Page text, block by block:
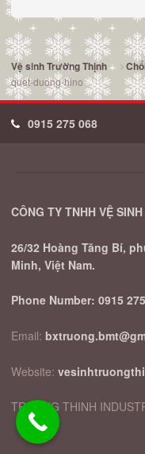
Vệ sinh Trường Thịnh
quet-duong-hino
0915 275 068
CÔNG TY TNHH VỆ
26/32 Hoàng Tăng Bí,
Minh, Việt Nam.
Phone Number: 0915
Email:
Website:
TRUONG THINH